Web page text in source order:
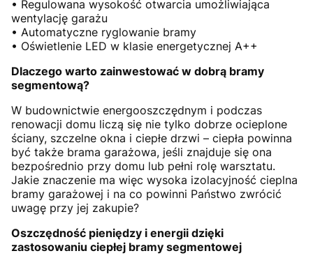
• Regulowana wysokość otwarcia umożliwiająca
wentylację garażu
• Automatyczne ryglowanie bramy
• Oświetlenie LED w klasie energetycznej A++
Dlaczego warto zainwestować w dobrą bramy
segmentową?
W budownictwie energooszczędnym i podczas
renowacji domu liczą się nie tylko dobrze ocieplone
ściany, szczelne okna i ciepłe drzwi – ciepła powinna
być także brama garażowa, jeśli znajduje się ona
bezpośrednio przy domu lub pełni rolę warsztatu.
Jakie znaczenie ma więc wysoka izolacyjność cieplna
bramy garażowej i na co powinni Państwo zwrócić
uwagę przy jej zakupie?
Oszczędność pieniędzy i energii dzięki
zastosowaniu ciepłej bramy segmentowej